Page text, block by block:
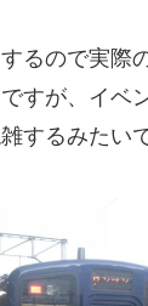
るので実際
すが、イベ
するみたい